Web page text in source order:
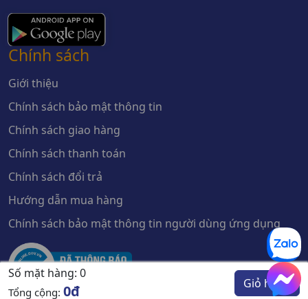
Số mặt hàng: 0
Tổng cộng: 0đ Giỏ hàng
Chính sách
Giới thiệu
Chính sách bảo mật thông tin
Chính sách giao hàng
Chính sách thanh toán
Chính sách đổi trả
Hướng dẫn mua hàng
Chính sách bảo mật thông tin người dùng ứng dụng